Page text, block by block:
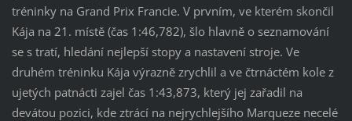
tréninky na Grand Prix Francie. V prvním, ve kterém skončil
Kája na 21. místě (čas 1:46,782), šlo hlavně o seznamování
se s tratí, hledání nejlepší stopy a nastavení stroje. Ve
druhém tréninku Kája výrazně zrychlil a ve čtrnáctém kole z
ujetých patnácti zajel čas 1:43,873, který jej zařadil na
devátou pozici, kde ztrácí na nejrychlejšího Marqueze necelé